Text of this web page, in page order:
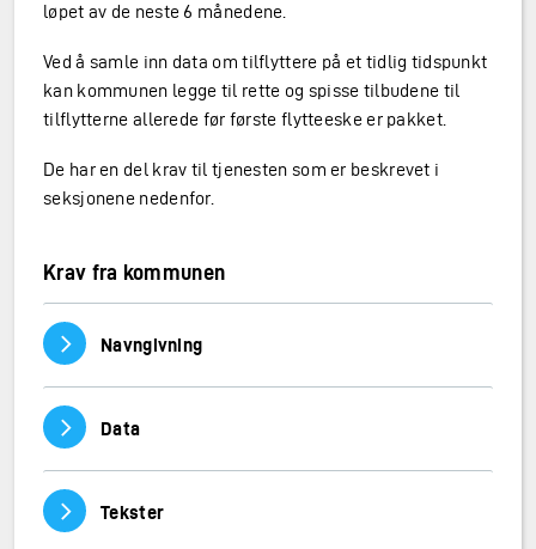
løpet av de neste 6 månedene.
Ved å samle inn data om tilflyttere på et tidlig tidspunkt
kan kommunen legge til rette og spisse tilbudene til
tilflytterne allerede før første flytteeske er pakket.
De har en del krav til tjenesten som er beskrevet i
seksjonene nedenfor.
Krav fra kommunen
Vis/skjul innhold
Navngivning
Vis/skjul innhold
Data
Vis/skjul innhold
Tekster